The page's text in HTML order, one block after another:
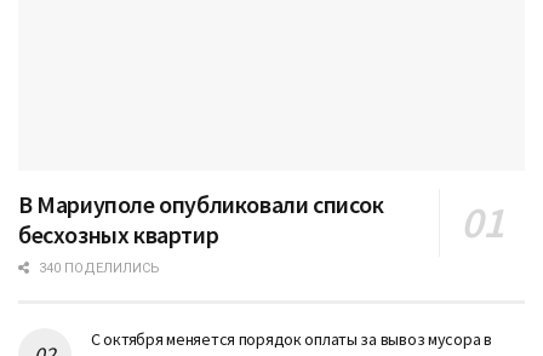
В Мариуполе опубликовали список
бесхозных квартир
340 ПОДЕЛИЛИСЬ
С октября меняется порядок оплаты за вывоз мусора в